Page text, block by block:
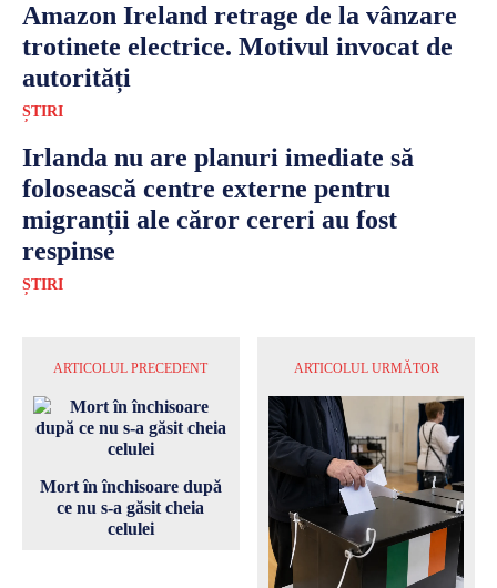
Amazon Ireland retrage de la vânzare
trotinete electrice. Motivul invocat de
autorități
ȘTIRI
Irlanda nu are planuri imediate să
folosească centre externe pentru
migranții ale căror cereri au fost
respinse
ȘTIRI
ARTICOLUL PRECEDENT
Mort în închisoare după
ce nu s-a găsit cheia
celulei
ARTICOLUL URMĂTOR